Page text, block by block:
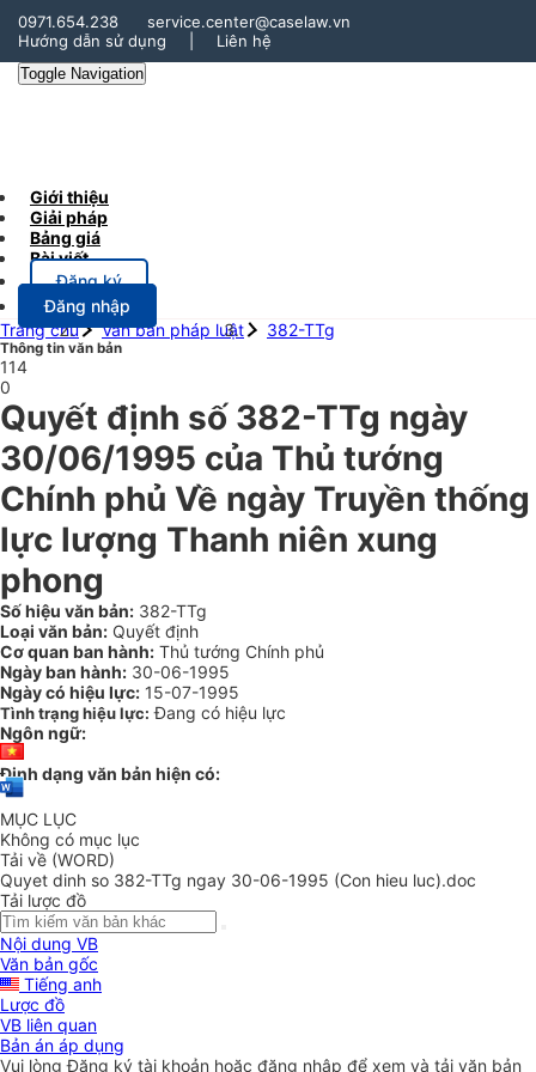
0971.654.238
service.center@caselaw.vn
Hướng dẫn sử dụng
Liên hệ
Toggle Navigation
Giới thiệu
Giải pháp
Bảng giá
Bài viết
Đăng ký
Đăng nhập
Trang chủ
Văn bản pháp luật 382-TTg
Thông tin văn bản
114
0
Quyết định số 382-TTg ngày
30/06/1995 của Thủ tướng
Chính phủ Về ngày Truyền thống
lực lượng Thanh niên xung
phong
Số hiệu văn bản: 382-TTg
Loại văn bản: Quyết định
Cơ quan ban hành: Thủ tướng Chính phủ
Ngày ban hành: 30-06-1995
Ngày có hiệu lực: 15-07-1995
Tình trạng hiệu lực: Đang có hiệu lực
Ngôn ngữ:
Định dạng văn bản hiện có:
MỤC LỤC
Không có mục lục
Tải về (WORD)
Quyet dinh so 382-TTg ngay 30-06-1995 (Con hieu luc).doc
Tải lược đồ
Nội dung VB
Văn bản gốc
Tiếng anh
Lược đồ
VB liên quan
Bản án áp dụng
Vui lòngĐăng ký tài khoản hoặc đăng nhập để xem và tải văn bản